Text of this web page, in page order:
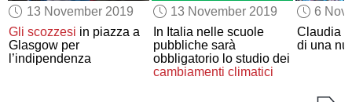
13 November 2019
Gli scozzesi in piazza a
Glasgow per
l’indipendenza
13 November 2019
In Italia nelle scuole
pubbliche sarà
obbligatorio lo studio dei
cambiamenti climatici
6
Claudia
di una